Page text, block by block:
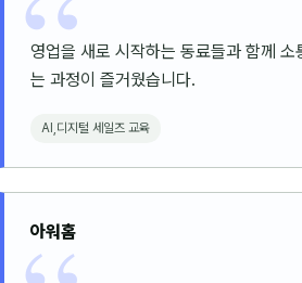
영업을 새로 시작하는 동료들과 함께 소
는 과정이 즐거웠습니다.
AI,디지털 세일즈 교육
아워홈